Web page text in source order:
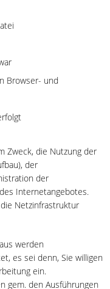
Browser- und
Zweck, die Nutzung der
der
der
Internetangebotes.
Netzinfrastruktur
werden
es sei denn, Sie willigen
ein.
gem. den Ausführungen